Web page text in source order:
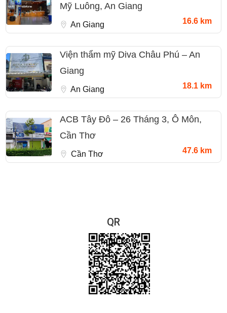
Mỹ Luông, An Giang
An Giang 16.6 km
Viện thẩm mỹ Diva Châu Phú – An
Giang
An Giang 18.1 km
ACB Tây Đô – 26 Tháng 3, Ô Môn,
Cần Thơ
Cần Thơ 47.6 km
QR